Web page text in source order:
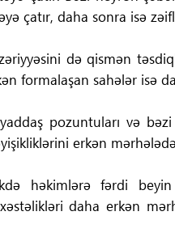
çatır, daha sonra isə
də qismən
formalaşan sahələr isə
pozuntuları və
erkən
həkimlərə fərdi
daha erkən